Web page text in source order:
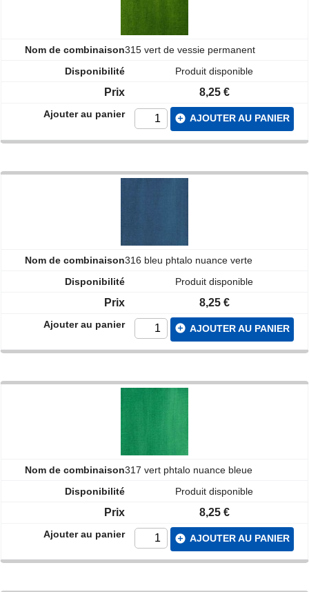
315 vert de vessie permanent
Produit disponible
8,25 €
add_circle AJOUTER AU PANIER
316 bleu phtalo nuance verte
Produit disponible
8,25 €
add_circle AJOUTER AU PANIER
317 vert phtalo nuance bleue
Produit disponible
8,25 €
add_circle AJOUTER AU PANIER